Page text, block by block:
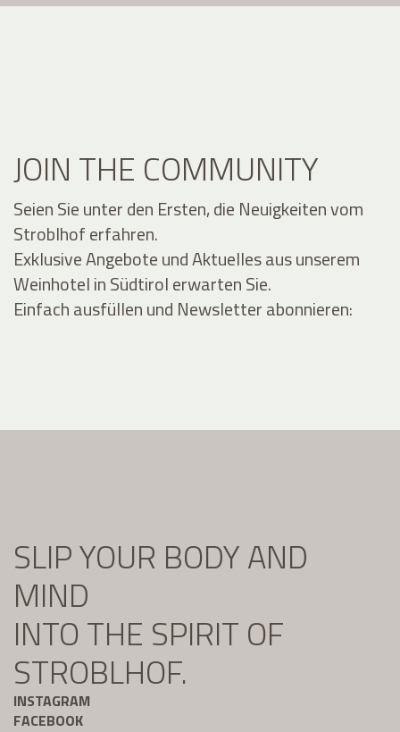
JOIN THE COMMUNITY
Seien Sie unter den Ersten, die Neuigkeiten vom
Stroblhof erfahren.
Exklusive Angebote und Aktuelles aus unserem
Weinhotel in Südtirol erwarten Sie.
Einfach ausfüllen und Newsletter abonnieren:
SLIP YOUR BODY AND
MIND
INTO THE SPIRIT OF
STROBLHOF.
INSTAGRAM
FACEBOOK